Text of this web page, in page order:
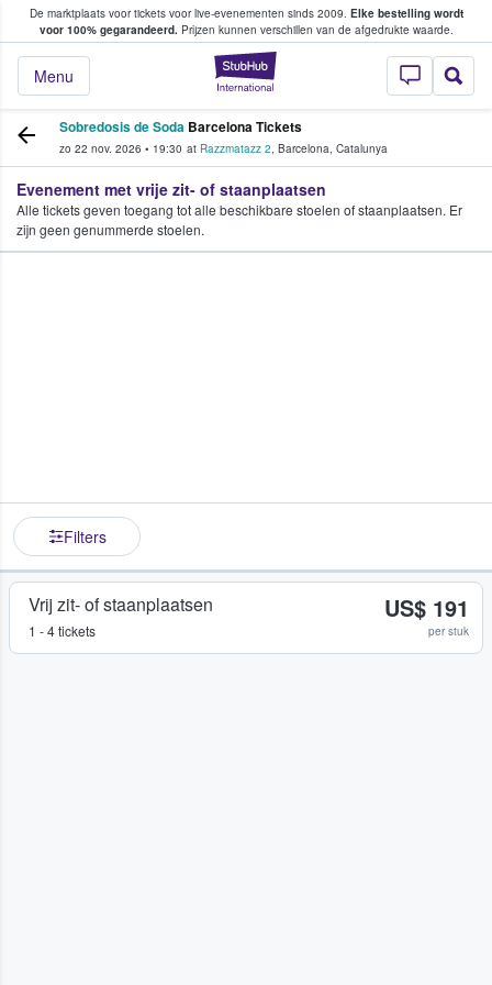
De marktplaats voor tickets voor live-evenementen sinds 2009. Elke bestelling wordt
voor 100% gegarandeerd.Prijzen kunnen verschillen van de afgedrukte waarde.
StubHub: waar
Menu
tickets kopen en verkopen
Sobredosis de Soda Barcelona Tickets
zo 22 nov. 2026 • 19:30 at Razzmatazz 2, Barcelona, Catalunya
Evenement met vrije zit- of staanplaatsen
Alle tickets geven toegang tot alle beschikbare stoelen of staanplaatsen. Er
zijn geen genummerde stoelen.
Filters
Vrij zit- of staanplaatsen
1 - 4 tickets
US$ 191
per stuk